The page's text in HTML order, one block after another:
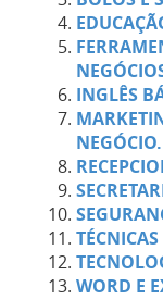
INGLÊS
WORD E